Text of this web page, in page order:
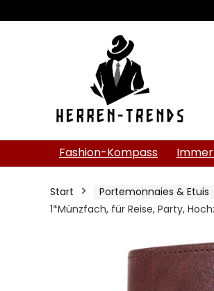
Fashion-Kompass
Start Portemonnaies & Etuis
1*Münzfach, für Reise, Party,